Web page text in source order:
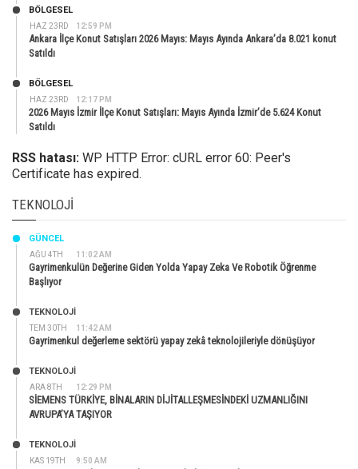
HAZ 23RD 12:59 PM
BÖLGESEL
Ankara İlçe Konut Satışları 2026 Mayıs: Mayıs Ayında Ankara’da 8.021 konut
Satıldı
HAZ 23RD 12:17 PM
BÖLGESEL
2026 Mayıs İzmir İlçe Konut Satışları: Mayıs Ayında İzmir’de 5.624 Konut
Satıldı
RSS hatası: WP HTTP Error: cURL error 60: Peer's
Certificate has expired.
TEKNOLOJI
AĞU 4TH 11:02 AM
GÜNCEL
Gayrimenkulün Değerine Giden Yolda Yapay Zeka Ve Robotik Öğrenme
Başlıyor
TEM 30TH 11:42 AM
TEKNOLOJİ
Gayrimenkul değerleme sektörü yapay zekâ teknolojileriyle dönüşüyor
ARA 8TH 12:29 PM
TEKNOLOJİ
SİEMENS TÜRKİYE, BİNALARIN DİJİTALLEŞMESİNDEKİ UZMANLIĞINI
AVRUPA’YA TAŞIYOR
KAS 19TH 9:50 AM
TEKNOLOJİ